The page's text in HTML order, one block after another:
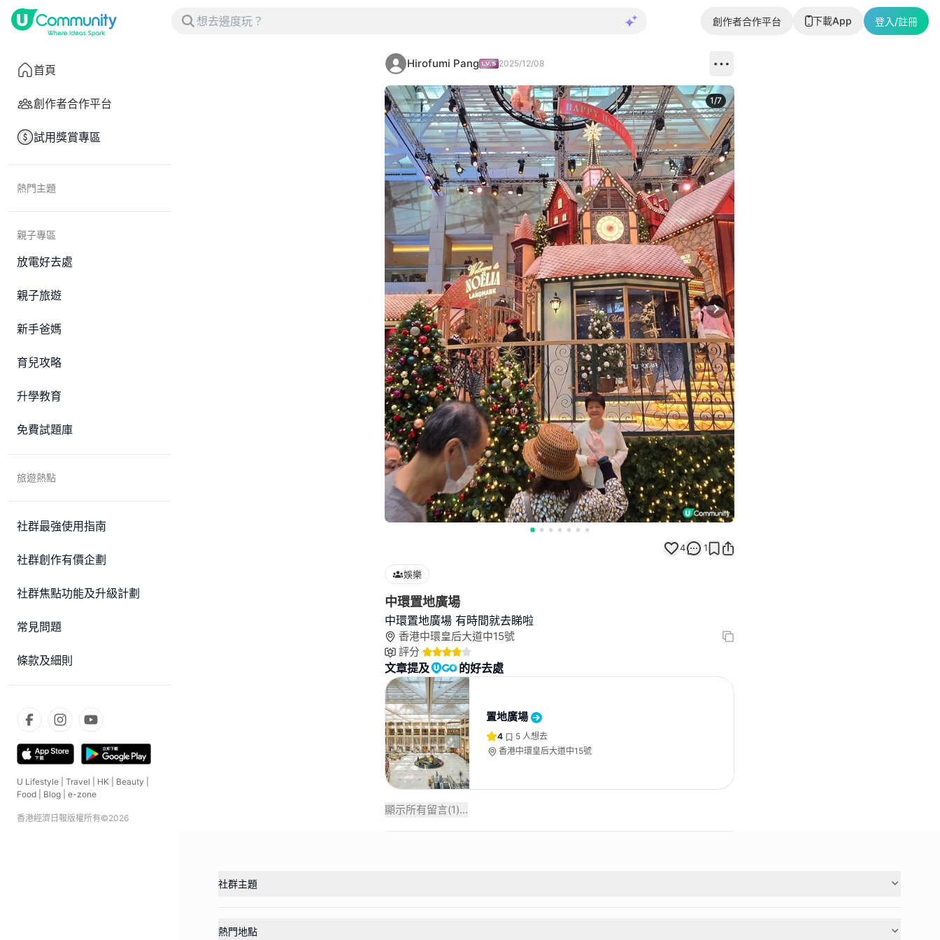
創作者合作平台 下載App 登入/註冊
首頁
創作者合作平台
試用獎賞專區
熱門主題
親子專區
放電好去處
親子旅遊
新手爸媽
育兒攻略
升學教育
免費試題庫
旅遊熱點
社群最強使用指南
社群創作有價企劃
社群焦點功能及升級計劃
常見問題
條款及細則
U Lifestyle Travel HK Beauty
Food
Blog e-zone
香港經濟日報版權所有©2026
Hirofumi Pang 2025/12/08
Next slide
1/7
4 1
娛樂
中環置地廣場
中環置地廣場 有時間就去睇啦
香港中環皇后大道中15號
評分
文章提及 的好去處
置地廣場
4 5 人想去
香港中環皇后大道中15號
顯示所有留言(1)...
社群主題
熱門地點